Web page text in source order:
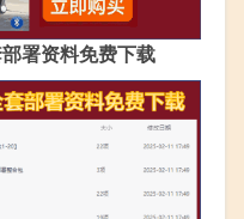
署资料免费下载